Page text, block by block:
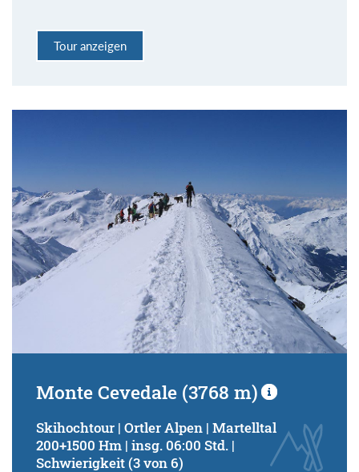
Tour anzeigen
Monte Cevedale (3768 m)
Skihochtour | Ortler Alpen | Martelltal
200+1500 Hm | insg. 06:00 Std. |
Schwierigkeit (3 von 6)